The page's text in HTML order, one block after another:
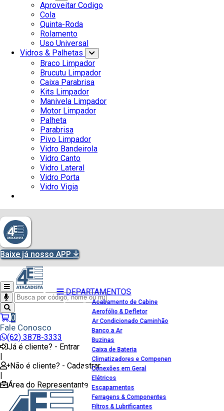
Aproveitar Codigo
Cola
Quinta-Roda
Rolamento
Uso Universal
Vidros & Palhetas
Braco Limpador
Brucutu Limpador
Caixa Parabrisa
Kits Limpador
Manivela Limpador
Motor Limpador
Palheta
Parabrisa
Pivo Limpador
Vidro Bandeirola
Vidro Canto
Vidro Lateral
Vidro Porta
Vidro Vigia
Baixe já nosso APP
0
Fale Conosco
(62) 3878-3333
Já é cliente? - Entrar
|
Não é cliente? - Cadastrar
|
Área do Representante
DEPARTAMENTOS
Acabamento de Cabine
Aerofólio & Defletor
Ar Condicionado Caminhão
Banco a Ar
Buzinas
Caixa de Bateria
Climatizadores e Componen
Conexões em Geral
Elétricos
Escapamentos
Ferragens & Componentes
Filtros & Lubrificantes